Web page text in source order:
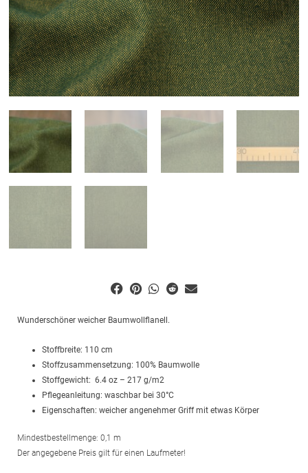
Wunderschöner weicher Baumwollflanell.
Stoffbreite: 110 cm
Stoffzusammensetzung: 100% Baumwolle
Stoffgewicht: 6.4 oz – 217 g/m2
Pflegeanleitung: waschbar bei 30°C
Eigenschaften: weicher angenehmer Griff mit etwas Körper
Mindestbestellmenge: 0,1 m
Der angegebene Preis gilt für einen Laufmeter!